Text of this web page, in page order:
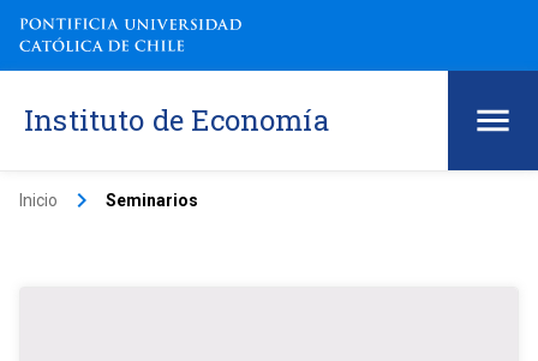
Instituto de Economía
Inicio keyboard_arrow_right Seminarios